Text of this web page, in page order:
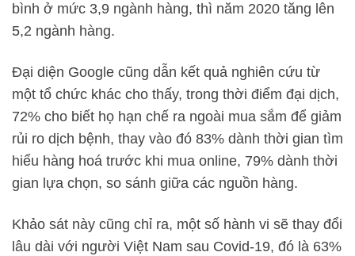
bình ở mức 3,9 ngành hàng, thì năm 2020 tăng lên
5,2 ngành hàng.
Đại diện Google cũng dẫn kết quả nghiên cứu từ
một tổ chức khác cho thấy, trong thời điểm đại dịch,
72% cho biết họ hạn chế ra ngoài mua sắm để giảm
rủi ro dịch bệnh, thay vào đó 83% dành thời gian tìm
hiểu hàng hoá trước khi mua online, 79% dành thời
gian lựa chọn, so sánh giữa các nguồn hàng.
Khảo sát này cũng chỉ ra, một số hành vi sẽ thay đổi
lâu dài với người Việt Nam sau Covid-19, đó là 63%